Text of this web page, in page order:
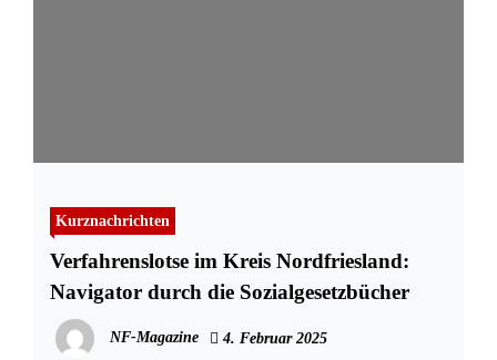
Kurznachrichten
Verfahrenslotse im Kreis Nordfriesland:
Navigator durch die Sozialgesetzbücher
NF-Magazine 4. Februar 2025